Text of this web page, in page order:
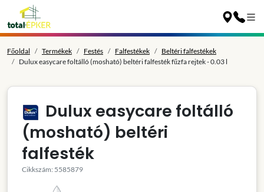
Főoldal Termékek Festés Falfestékek
Beltéri falfestékek
Dulux easycare foltálló (mosható) beltéri falfesték fűzfa rejtek - 0.03 l
Dulux easycare foltálló
(mosható) beltéri
falfesték
Cikkszám: 5585879